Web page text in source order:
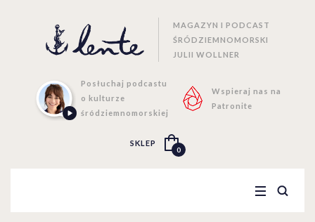
MAGAZYN I PODCAST
ŚRÓDZIEMNOMORSKI
JULII WOLLNER
Posłuchaj podcastu
o kulturze
śródziemnomorskiej
Wspieraj nas na
Patronite
SKLEP
0